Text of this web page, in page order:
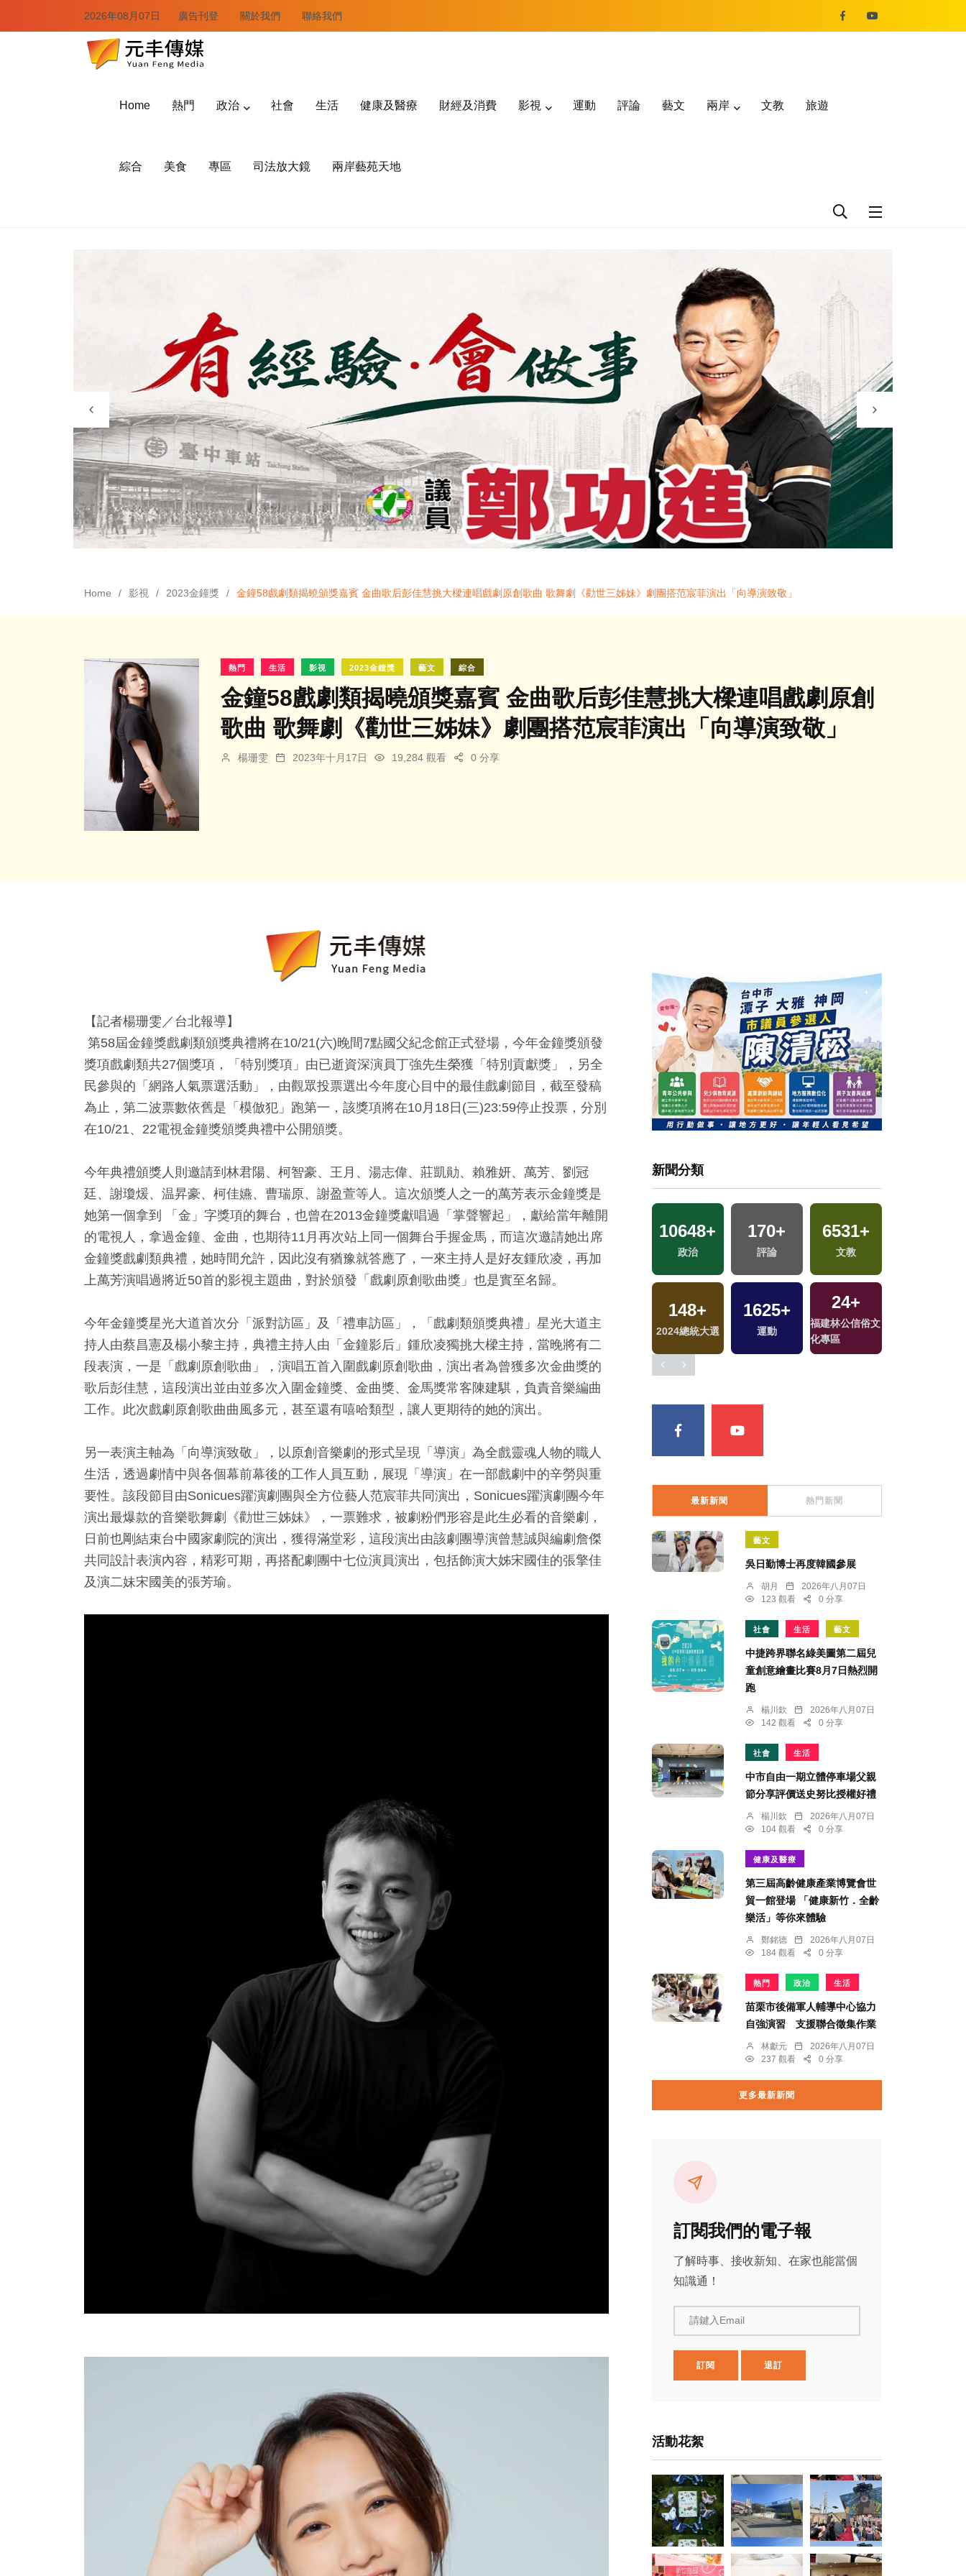
2026年08月07日 廣告刊登 關於我們 聯絡我們
Home 熱門 政治 社會 生活 健康及醫療 財經及消費 影視 運動 評論 藝文 兩岸 文教 旅遊
綜合 美食 專區 司法放大鏡 兩岸藝苑天地
Home 影視 2023金鐘獎 金鐘58戲劇類揭曉頒獎嘉賓 金曲歌后彭佳慧挑大樑連唱戲劇原創歌曲 歌舞劇《勸世三姊妹》劇團搭范宸菲演出「向導演致敬」
熱門 生活 影視 2023金鐘獎 藝文 綜合
金鐘58戲劇類揭曉頒獎嘉賓 金曲歌后彭佳慧挑大樑連唱戲劇原創
歌曲 歌舞劇《勸世三姊妹》劇團搭范宸菲演出「向導演致敬」
楊珊雯 2023年十月17日 19,284 觀看 0 分享
【記者楊珊雯／台北報導】
第58屆金鐘獎戲劇類頒獎典禮將在10/21(六)晚間7點國父紀念館正式登場，今年金鐘獎頒發
獎項戲劇類共27個獎項，「特別獎項」由已逝資深演員丁強先生榮獲「特別貢獻獎」，另全
民參與的「網路人氣票選活動」，由觀眾投票選出今年度心目中的最佳戲劇節目，截至發稿
為止，第二波票數依舊是「模倣犯」跑第一，該獎項將在10月18日(三)23:59停止投票，分別
在10/21、22電視金鐘獎頒獎典禮中公開頒獎。
今年典禮頒獎人則邀請到林君陽、柯智豪、王月、湯志偉、莊凱勛、賴雅妍、萬芳、劉冠
廷、謝瓊煖、温昇豪、柯佳嬿、曹瑞原、謝盈萱等人。這次頒獎人之一的萬芳表示金鐘獎是
她第一個拿到 「金」字獎項的舞台，也曾在2013金鐘獎獻唱過「掌聲響起」，獻給當年離開
的電視人，拿過金鐘、金曲，也期待11月再次站上同一個舞台手握金馬，而這次邀請她出席
金鐘獎戲劇類典禮，她時間允許，因此沒有猶豫就答應了，一來主持人是好友鍾欣凌，再加
上萬芳演唱過將近50首的影視主題曲，對於頒發「戲劇原創歌曲獎」也是實至名歸。
今年金鐘獎星光大道首次分「派對訪區」及「禮車訪區」，「戲劇類頒獎典禮」星光大道主
持人由蔡昌憲及楊小黎主持，典禮主持人由「金鐘影后」鍾欣凌獨挑大樑主持，當晚將有二
段表演，一是「戲劇原創歌曲」，演唱五首入圍戲劇原創歌曲，演出者為曾獲多次金曲獎的
歌后彭佳慧，這段演出並由並多次入圍金鐘獎、金曲獎、金馬獎常客陳建騏，負責音樂編曲
工作。此次戲劇原創歌曲曲風多元，甚至還有嘻哈類型，讓人更期待的她的演出。
另一表演主軸為「向導演致敬」，以原創音樂劇的形式呈現「導演」為全戲靈魂人物的職人
生活，透過劇情中與各個幕前幕後的工作人員互動，展現「導演」在一部戲劇中的辛勞與重
要性。該段節目由Sonicues躍演劇團與全方位藝人范宸菲共同演出，Sonicues躍演劇團今年
演出最爆款的音樂歌舞劇《勸世三姊妹》，一票難求，被劇粉們形容是此生必看的音樂劇，
日前也剛結束台中國家劇院的演出，獲得滿堂彩，這段演出由該劇團導演曾慧誠與編劇詹傑
共同設計表演內容，精彩可期，再搭配劇團中七位演員演出，包括飾演大姊宋國佳的張擎佳
及演二妹宋國美的張芳瑜。
新聞分類
+ 328+
2024立委選戰
15826+
生活
13294+
社會
演唱會
兩岸佛教文化交
流專區
兩岸道教文化交
流專區
4838+
財經及消費
5532+
健康及醫療
16
兩岸藝苑天地
美食 綜合
10648+
政治
170+
評論
6531+
文教
148+
2024總統大選
1625+
運動
24+
福建林公信俗文
化專區
最新新聞 熱門新聞
藝文
吳日勤博士再度韓國參展
胡月
2026年八月07日
123 觀看
0 分享
社會 生活 藝文
中捷跨界聯名綠美圖第二屆兒
童創意繪畫比賽8月7日熱烈開
跑
楊川欽
2026年八月07日
142 觀看
0 分享
社會 生活
中市自由一期立體停車場父親
節分享評價送史努比授權好禮
楊川欽
2026年八月07日
104 觀看
0 分享
健康及醫療
第三屆高齡健康產業博覽會世
貿一館登場 「健康新竹．全齡
樂活」等你來體驗
鄭銘德
2026年八月07日
184 觀看
0 分享
熱門 政治 生活
苗栗市後備軍人輔導中心協力
自強演習 支援聯合徵集作業
林獻元
2026年八月07日
237 觀看
0 分享
更多最新新聞
訂閱我們的電子報
了解時事、接收新知、在家也能當個
知識通！
請鍵入Email
訂閱 退訂
活動花絮